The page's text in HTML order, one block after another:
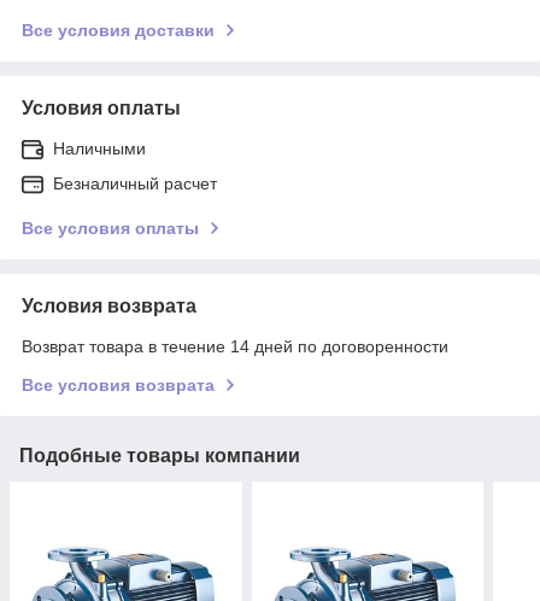
Все условия доставки
Условия оплаты
Наличными
Безналичный расчет
Все условия оплаты
Условия возврата
Возврат товара в течение 14 дней по договоренности
Все условия возврата
Подобные товары компании